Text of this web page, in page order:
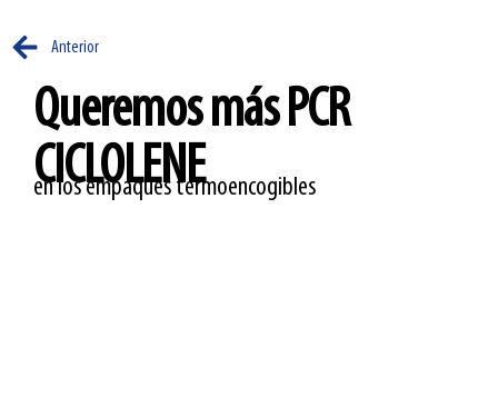
Anterior
Queremos más PCR
CICLOLENE
en los empaques termoencogibles